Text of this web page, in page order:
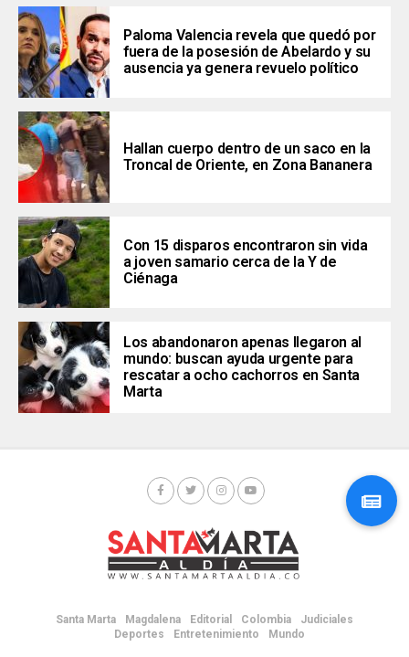
Paloma Valencia revela que quedó por
fuera de la posesión de Abelardo y su
ausencia ya genera revuelo político
Hallan cuerpo dentro de un saco en la
Troncal de Oriente, en Zona Bananera
Con 15 disparos encontraron sin vida
a joven samario cerca de la Y de
Ciénaga
Los abandonaron apenas llegaron al
mundo: buscan ayuda urgente para
rescatar a ocho cachorros en Santa
Marta
Santa Marta Magdalena Editorial Colombia
Judiciales
Deportes
Entretenimiento Mundo